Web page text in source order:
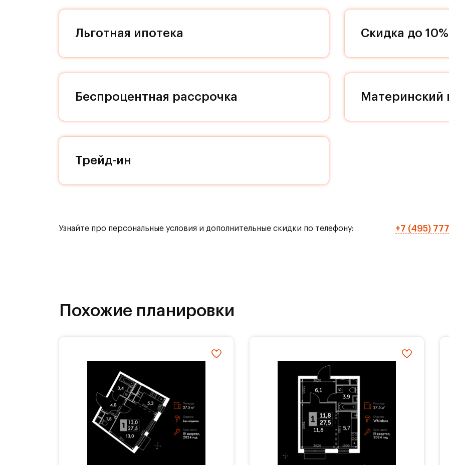
Архитекторы позаботились, чтобы красота и комфорт стали частью повседневной
угадывается итальянская любовь к декоративности и качественным отделочным
квартире! На нижнем уровне комплекса проходят проезды, соединяющие весь
вызывает ассоциации с историческим культурным слоем романской эпохи. Поэтому
здесь вас не будет покидать ощущение особого места. Кладовые помещения
уровнем шума. Бурная жизнь соседей больше не сможет нарушить ваш покой, а к вам
никто не постучит, если вы захотите прибавить громкость в любимом музыкальном
или Ваши дети захотят устроить ночную пробежку! Живите только по своим
завтраком даже в будни. Разнообразные кафе станут традиционным местом
бранчей по выходным или вечерних посиделок с друзьями.
Льготная ипотека Скидка до 10%
Беспроцентная рассрочка Материнский
Трейд-ин
Узнайте про персональные условия и дополнительные скидки по телефону: +7 (495)
Похожие планировки